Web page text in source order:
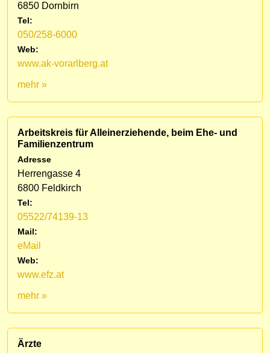
6850 Dornbirn
Tel:
050/258-6000
Web:
www.ak-vorarlberg.at
mehr »
Arbeitskreis für Alleinerziehende, beim Ehe- und
Familienzentrum
Adresse
Herrengasse 4
6800 Feldkirch
Tel:
05522/74139-13
Mail:
eMail
Web:
www.efz.at
mehr »
Ärzte